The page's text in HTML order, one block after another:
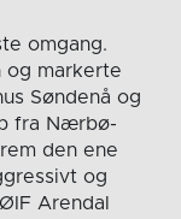
omgang.
og markerte
Søndenå og
fra Nærbø-
den ene
og
Arendal